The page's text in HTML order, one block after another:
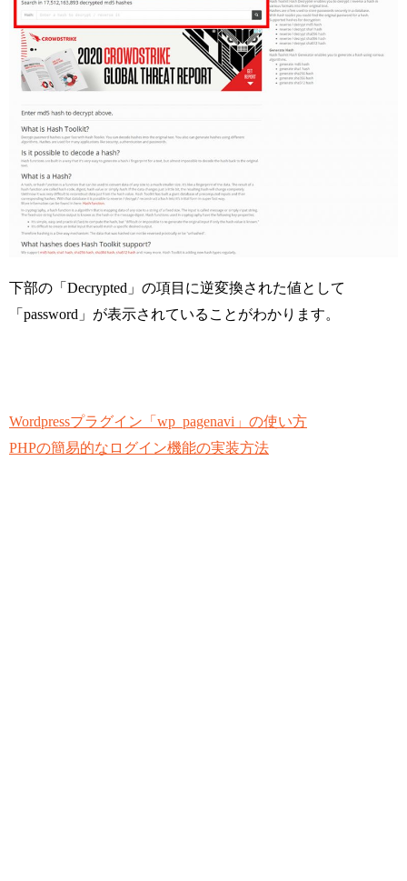
下部の「Decrypted」の項目に逆変換された値として
「password」が表示されていることがわかります。
Wordpressプラグイン「wp_pagenavi」の使い方
PHPの簡易的なログイン機能の実装方法